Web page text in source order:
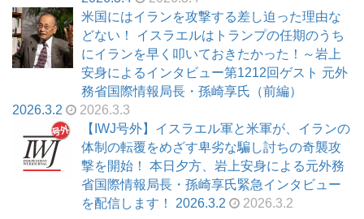
米国にはイランを攻撃する差し迫った理由な
どない！ イスラエルはトランプの任期のうち
にイランを早く叩いておきたかった！～岩上
安身によるインタビュー第1212回ゲスト 元外
務省国際情報局長・孫崎享氏（前編）
2026.3.2
2026.3.3
【IWJ号外】イスラエル軍と米軍が、イランの
体制の転覆をめざす卑劣な騙し討ちの奇襲攻
撃を開始！ 本日夕方、岩上安身による元外務
省国際情報局長・孫崎享氏緊急インタビュー
を配信します！ 2026.3.2
2026.3.2